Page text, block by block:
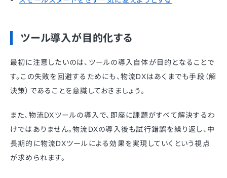
ツール導入が目的化する
最初に注意したいのは、ツールの導入自体が目的となることで
す。この失敗を回避するためにも、物流DXはあくまでも手段（解
決策）であることを意識しておきましょう。
また、物流DXツールの導入で、即座に課題がすべて解決するわ
けではありません。物流DXの導入後も試行錯誤を繰り返し、中
長期的に物流DXツールによる効果を実現していくという視点
が求められます。